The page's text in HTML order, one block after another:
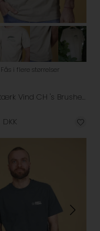
Fås i flere størrelser
Elsk - Stærk Vind CH 's Brushed T-shirt - Sand Stone
DKK